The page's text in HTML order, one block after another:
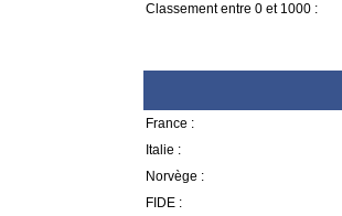
Classement entre 0 et 1000 :
France :
Italie :
Norvège :
FIDE :